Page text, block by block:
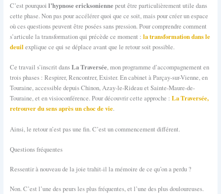
C’est pourquoi l’hypnose ericksoniennepeut être particulièrement utile dans
cette phase. Non pas pour accélérer quoi que ce soit, mais pour créer un espace
où ces questions peuvent être posées sans pression. Pour comprendre comment
s’articule la transformation qui précède ce moment : la transformation dans le
deuil explique ce qui se déplace avant que le retour soit possible.
Ce travail s’inscrit dansLa Traversée, mon programme d’accompagnement en
trois phases : Respirer, Rencontrer, Exister. En cabinet à Parçay-sur-Vienne, en
Touraine, accessible depuis Chinon, Azay-le-Rideau et Sainte-Maure-de-
Touraine, et en visioconférence. Pour découvrir cette approche : La Traversée,
retrouver du sens après un choc de vie.
Ainsi, le retour n’est pas une fin. C’est un commencement différent.
Questions fréquentes
Ressentir à nouveau de la joie trahit-il la mémoire de ce qu’on a perdu ?
Non. C’est l’une des peurs les plus fréquentes, et l’une des plus douloureuses.